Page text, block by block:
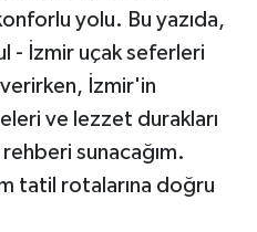
yolu. Bu yazıda,
- İzmir uçak seferleri
verirken, İzmir'in
ve lezzet durakları
sunacağım.
tatil rotalarına doğru